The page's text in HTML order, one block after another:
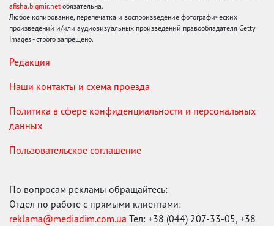
afisha.bigmir.net обязательна.
Любое копирование, перепечатка и воспроизведение фотографических
произведений и/или аудиовизуальных произведений правообладателя Getty
Images - строго запрещено.
Редакция
Наши контакты и схема проезда
Политика в сфере конфиденциальности и персональных
данных
Пользовательское соглашение
По вопросам рекламы обращайтесь:
Отдел по работе с прямыми клиентами:
reklama@mediadim.com.ua Тел: +38 (044) 207-33-05, +38